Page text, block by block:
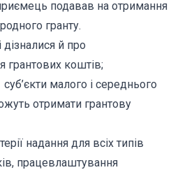
подавав на отримання
гранту.
дізналися й про
грантових коштів;
малого і середнього
отримати грантову
надання для всіх типів
працевлаштування